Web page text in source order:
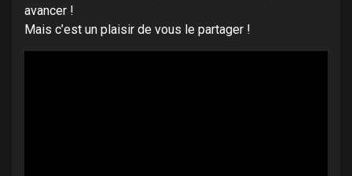
avancer !
Mais c’est un plaisir de vous le partager !